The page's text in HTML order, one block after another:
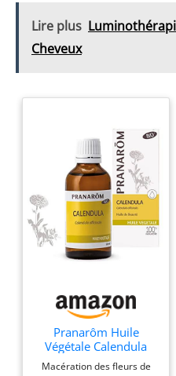
Lire plus
Cheveux
Pranarôm Huile
Végétale Calendula
Bio 50 ml
Macération des fleurs de